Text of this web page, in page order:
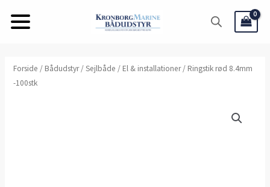
Forside / Bådudstyr/Sejlbåde / El & installationer/ Ringstik rød 8.4mm
-100stk
Ringstik
rød